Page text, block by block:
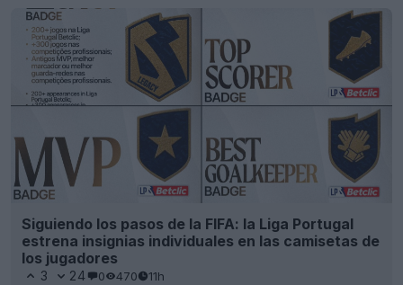
Siguiendo los pasos de la FIFA: la Liga Portugal
estrena insignias individuales en las camisetas de
los jugadores
3 24 0 470 11h